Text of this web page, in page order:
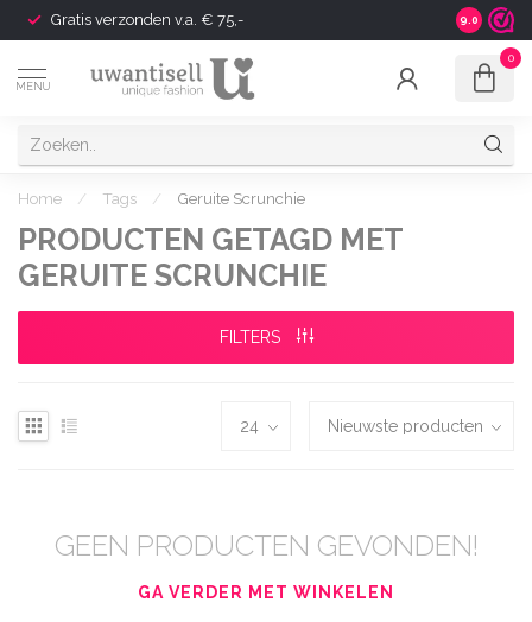
Gratis verzonden v.a. € 75,- Shipping
9.0
MENU
0
Home / Tags / Geruite Scrunchie
PRODUCTEN GETAGD MET
GERUITE SCRUNCHIE
FILTERS
GEEN PRODUCTEN GEVONDEN!
GA VERDER MET WINKELEN